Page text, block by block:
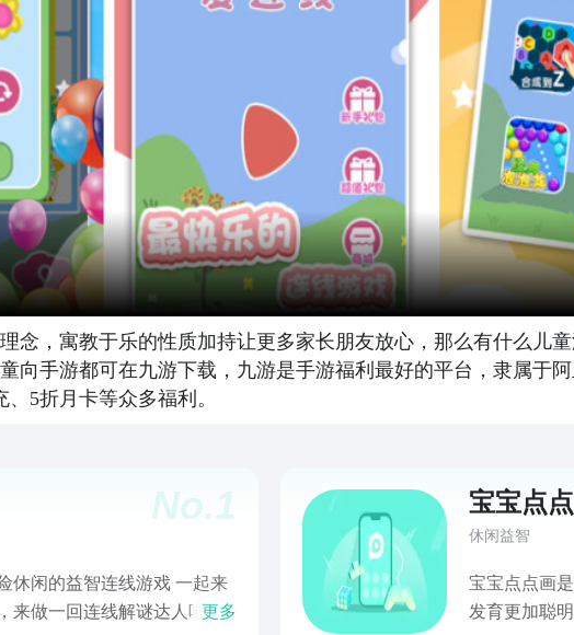
念，寓教于乐的性质加持让更多家长朋友放心，那么有什么儿
向手游都可在九游下载，九游是手游福利最好的平台，隶属于
5折月卡等众多福利。
No.1
休闲的益智连线游戏 一起来
来做一回连线解谜达人吧！
更多
宝宝点
休闲益智
宝宝点点画
发育更加聪